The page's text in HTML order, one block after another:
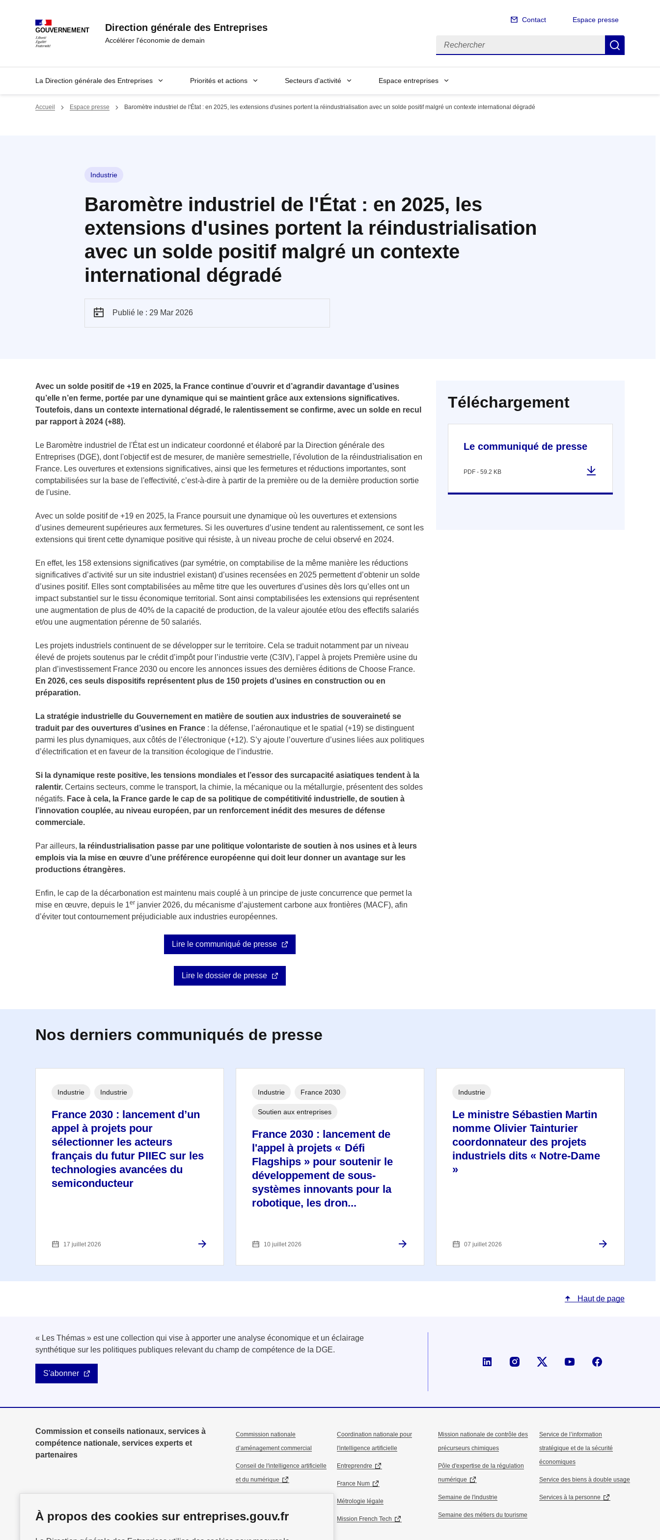
À propos des cookies sur entreprises.gouv.fr
GOUVERNEMENT Direction générale des Entreprises
Accélérer l'économie de demain
Contact Espace presse
Rechercher
La Direction générale des Entreprises Priorités et actions Secteurs d'activité Espace entreprises
Accueil Espace presse Baromètre industriel de l'État : en 2025, les extensions d'usines portent la réindustrialisation avec un solde positif malgré un contexte international dégradé
Industrie
Baromètre industriel de l'État : en 2025, les
extensions d'usines portent la réindustrialisation
avec un solde positif malgré un contexte
international dégradé
Publié le : 29 Mar 2026
Avec un solde positif de +19 en 2025, la France continue d’ouvrir et d’agrandir davantage d’usines
qu’elle n’en ferme, portée par une dynamique qui se maintient grâce aux extensions significatives.
Toutefois, dans un contexte international dégradé, le ralentissement se confirme, avec un solde en recul
par rapport à 2024 (+88).
Le Baromètre industriel de l'État est un indicateur coordonné et élaboré par la Direction générale des
Entreprises (DGE), dont l'objectif est de mesurer, de manière semestrielle, l'évolution de la réindustrialisation en
France. Les ouvertures et extensions significatives, ainsi que les fermetures et réductions importantes, sont
comptabilisées sur la base de l'effectivité, c’est-à-dire à partir de la première ou de la dernière production sortie
de l'usine.
Avec un solde positif de +19 en 2025, la France poursuit une dynamique où les ouvertures et extensions
d’usines demeurent supérieures aux fermetures. Si les ouvertures d’usine tendent au ralentissement, ce sont les
extensions qui tirent cette dynamique positive qui résiste, à un niveau proche de celui observé en 2024.
En effet, les 158 extensions significatives (par symétrie, on comptabilise de la même manière les réductions
significatives d’activité sur un site industriel existant) d’usines recensées en 2025 permettent d’obtenir un solde
d’usines positif. Elles sont comptabilisées au même titre que les ouvertures d’usines dès lors qu’elles ont un
impact substantiel sur le tissu économique territorial. Sont ainsi comptabilisées les extensions qui représentent
une augmentation de plus de 40% de la capacité de production, de la valeur ajoutée et/ou des effectifs salariés
et/ou une augmentation pérenne de 50 salariés.
Les projets industriels continuent de se développer sur le territoire. Cela se traduit notamment par un niveau
élevé de projets soutenus par le crédit d’impôt pour l’industrie verte (C3IV), l’appel à projets Première usine du
plan d’investissement France 2030 ou encore les annonces issues des dernières éditions de Choose France.
En 2026, ces seuls dispositifs représentent plus de 150 projets d’usines en construction ou en
préparation.
La stratégie industrielle du Gouvernement en matière de soutien aux industries de souveraineté se
traduit par des ouvertures d’usines en France : la défense, l’aéronautique et le spatial (+19) se distinguent
parmi les plus dynamiques, aux côtés de l’électronique (+12). S’y ajoute l’ouverture d’usines liées aux politiques
d’électrification et en faveur de la transition écologique de l’industrie.
Si la dynamique reste positive, les tensions mondiales et l’essor des surcapacité asiatiques tendent à la
ralentir. Certains secteurs, comme le transport, la chimie, la mécanique ou la métallurgie, présentent des soldes
négatifs. Face à cela, la France garde le cap de sa politique de compétitivité industrielle, de soutien à
l’innovation couplée, au niveau européen, par un renforcement inédit des mesures de défense
commerciale.
Par ailleurs, la réindustrialisation passe par une politique volontariste de soutien à nos usines et à leurs
emplois via la mise en œuvre d’une préférence européenne qui doit leur donner un avantage sur les
productions étrangères.
Enfin, le cap de la décarbonation est maintenu mais couplé à un principe de juste concurrence que permet la
mise en œuvre, depuis le 1er janvier 2026, du mécanisme d’ajustement carbone aux frontières (MACF), afin
d’éviter tout contournement préjudiciable aux industries européennes.
Lire le communiqué de presse
Lire le dossier de presse
Téléchargement
Le communiqué de presse
PDF - 59.2 KB
Nos derniers communiqués de presse
France 2030 : lancement d’un
appel à projets pour
sélectionner les acteurs
français du futur PIIEC sur les
technologies avancées du
semiconducteur
Industrie Industrie
17 juillet 2026
France 2030 : lancement de
l'appel à projets « Défi
Flagships » pour soutenir le
développement de sous-
systèmes innovants pour la
robotique, les dron...
Industrie France 2030
Soutien aux entreprises
10 juillet 2026
Le ministre Sébastien Martin
nomme Olivier Tainturier
coordonnateur des projets
industriels dits « Notre-Dame
»
Industrie
07 juillet 2026
Haut de page
« Les Thémas » est une collection qui vise à apporter une analyse économique et un éclairage
synthétique sur les politiques publiques relevant du champ de compétence de la DGE.
S'abonner
Page LinkedIn de la DGECompte X (ex-Twitter) de la
Commission et conseils nationaux, services à
compétence nationale, services experts et
partenaires
Commission nationale
d’aménagement commercial
Conseil de l'intelligence artificielle
et du numérique
Conseil national du commerce
Coordination nationale pour
l'intelligence artificielle
Entreprendre
France Num
Métrologie légale
Mission French Tech
Mission nationale de contrôle des
précurseurs chimiques
Pôle d'expertise de la régulation
numérique
Semaine de l'industrie
Semaine des métiers du tourisme
Service de l’information
stratégique et de la sécurité
économiques
Service des biens à double usage
Services à la personne